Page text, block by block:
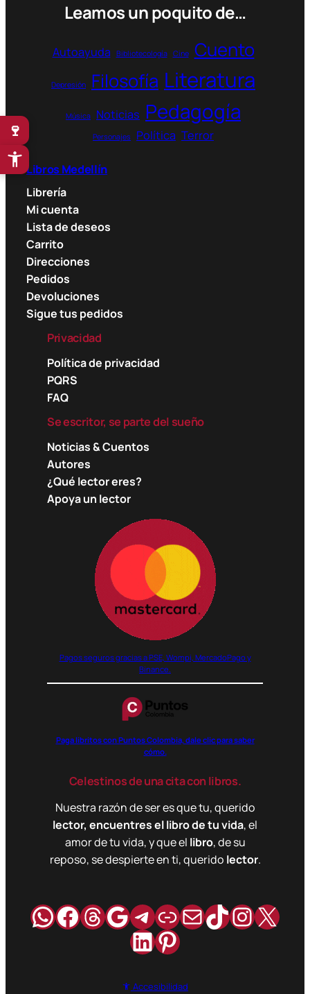
Leamos un poquito de…
Autoayuda Bibliotecología Cine Cuento
Depresión Filosofía Literatura
Música Noticias Pedagogía
Personajes Política Terror
Libros Medellín
Librería
Mi cuenta
Lista de deseos
Carrito
Direcciones
Pedidos
Devoluciones
Sigue tus pedidos
Privacidad
Política de privacidad
PQRS
FAQ
Se escritor, se parte del sueño
Noticias & Cuentos
Autores
¿Qué lector eres?
Apoya un lector
Pagos seguros gracias a PSE, Wompi, MercadoPago y
Binance.
Paga libritos con Puntos Colombia, dale clic para saber
cómo.
Celestinos de una cita con libros.
Nuestra razón de ser es que tu, querido
lector, encuentres el libro de tu vida, el
amor de tu vida, y que el libro, de su
reposo, se despierte en ti, querido lector.
WhatsApp
Facebook
Hilos
Google
Telegram
Enlace
Correo
TikTok
X
LinkedIn
Pinterest
Accesibilidad
🍷